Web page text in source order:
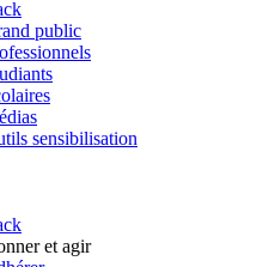
public
sensibilisation
et agir